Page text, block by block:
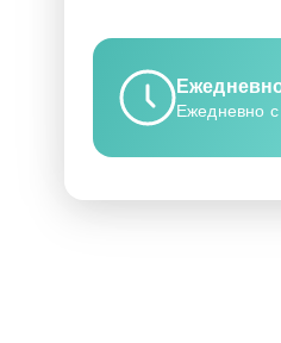
Ежедневно